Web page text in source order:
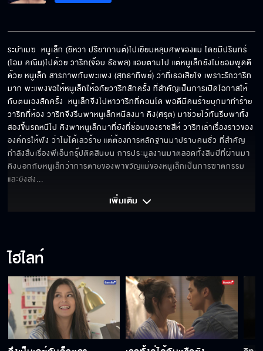
ความตายใกล้กว่าที่คิด
เป็นลูกเมียน้อย...ไม่เคยมีอะไรดี
ลูกอกตัญญู
พ่อเหมือนโกรธที่หนูเล็กเกิดมา
ระบำเมฆ  หนูเล็ก (ยิหวา ปรียากานต์)ไปเยี่ยมหลุมศพของแม่ โดยมีปรินทร์
(โอม คณิน)ไปด้วย วาริท(จ๊อบ ธัชพล) แอบตามไป แต่หนูเล็กยังไม่ยอมพูดดี
ด้วย หนูเล็ก สารภาพกับพะแพง (สุทธาทิพย์) ว่าที่เธอเสียใจ เพราะรักวาริท
มาก พะแพงขอให้หนูเล็กให้อภัยวาริทสักครั้ง ที่สำคัญเป็นการเปิดโอกาสให้
กับตนเองสักครั้ง  หนูเล็กจึงไปหาวาริทที่คอนโด พอดีมีคนร้ายบุกมาทำร้าย
วาริทที่ห้อง วาริทจึงรีบพาหนูเล็กหนีลงมา คิง(ศรุต) มาช่วยไว้ทันรีบพาทั้ง
สองขึ้นรถหนีไป คิงพาหนูเล็กมาที่ยังที่ซ่อนของราชสีห์ วาริทเล่าเรื่องราวของ
องค์กรให้ฟัง ว่าไม่ได้เลวร้าย แต่ต้องการหลักฐานมาปราบคนชั่ว ที่สำคัญ
กำลังสืบเรื่องพีเอ็นกรุ๊ปติดสินบน การประมูลงานมาตลอดทั้งสิบปีที่ผ่านมา
คิงบอกกับหนูเล็กว่าการตายของพาขวัญแม่ของหนูเล็กเป็นการฆาตกรรม
และยังสง...
เพิ่มเติม
ไฮไลท์